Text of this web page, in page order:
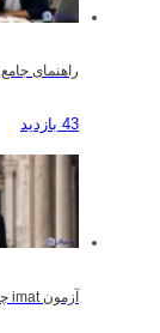
راهنمای جامع
43 بازدید
آزمون imat چیست؟ (راهنمای کامل آزمون آیمت ایتالیا)